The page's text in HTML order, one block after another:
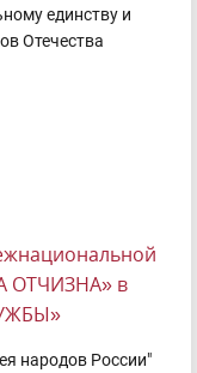
единству и
Отечества
ОТЧИЗНА» в
народов России"